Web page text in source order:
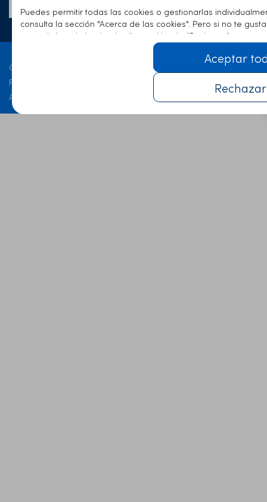
Contacto
Política de privacidad
Aviso legal
Puedes permitir todas las cookies o gestionarlas
consulta la sección "Acerca de las cookies". Pero si no te
comunicárnoslo haciendo clic en el botón "Rechazar".
Aceptar
Rechazar